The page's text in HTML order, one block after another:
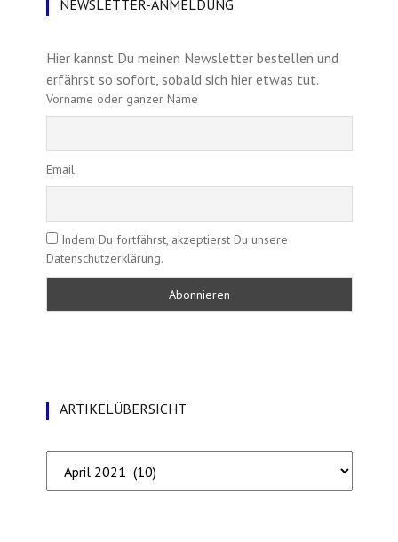
NEWSLETTER-ANMELDUNG
Hier kannst Du meinen Newsletter bestellen und
erfährst so sofort, sobald sich hier etwas tut.
Vorname oder ganzer Name
Email
Indem Du fortfährst, akzeptierst Du unsere
Datenschutzerklärung.
ARTIKELÜBERSICHT